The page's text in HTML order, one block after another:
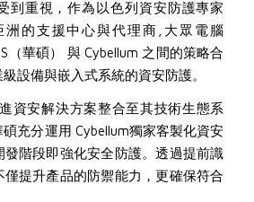
到重視，作為以色列資安防護專家
洲的支援中心與代理商,大眾電腦
（華碩） 與 Cybellum 之間的策略合
設備與嵌入式系統的資安防護。
資安解決方案整合至其技術生態系
充分運用 Cybellum獨家客製化資安
發階段即強化安全防護。透過提前識
僅提升產品的防禦能力，更確保符合